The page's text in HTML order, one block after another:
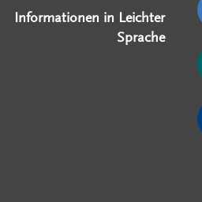
Informationen in Leichter
Sprache